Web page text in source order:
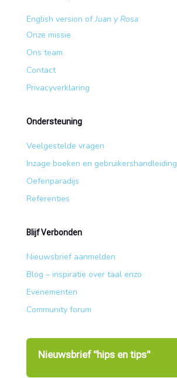
English version ofJuan y Rosa
Onze missie
Ons team
Contact
Privacyverklaring
Ondersteuning
Veelgestelde vragen
Inzage boeken en gebruikershandleiding
Oefenparadijs
Referenties
Blijf Verbonden
Nieuwsbrief aanmelden
Blog – inspiratie over taal enzo
Evenementen
Community forum
Nieuwsbrief "hips en tips"